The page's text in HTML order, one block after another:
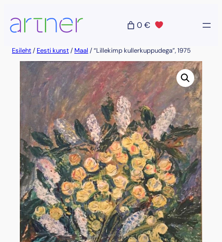
sisu
juurde
0 €
Esileht/ Eesti kunst/ Maal / “Lillekimp kullerkuppudega”, 1975